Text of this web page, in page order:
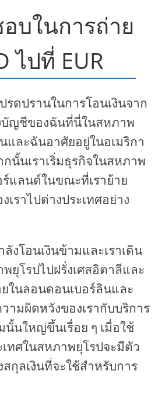
บในการถ่าย
ไปที่ EUR
รดปรานในการโอนเงินจาก
บัญชีของฉันที่นี่ในสหภาพ
และฉันอาศัยอยู่ในอเมริกา
กนั้นเราเริ่มธุรกิจในสหภาพ
ร์แลนด์ในขณะที่เราย้าย
เราไปต่างประเทศอย่าง
ลังโอนเงินข้ามและเราเดิน
ยุโรปไปฝรั่งเศสอิตาลีและ
ในลอนดอนเบอร์ลินและ
ามผิดหวังของเรากับบริการ
นั้นใหญ่ขึ้นเรื่อย ๆ เมื่อใช้
ทศในสหภาพยุโรปจะมีตัว
กุลเงินที่จะใช้สำหรับการ